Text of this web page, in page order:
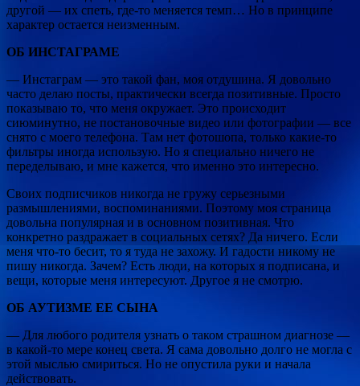
другой — их спеть, где-то меняется темп… Но в принципе
характер остается неизменным.
ОБ ИНСТАГРАМЕ
— Инстаграм — это такой фан, моя отдушина. Я довольно
часто делаю посты, практически всегда позитивные. Просто
показываю то, что меня окружает. Это происходит
сиюминутно, не постановочные видео или фотографии — все
снято с моего телефона. Там нет фотошопа, только какие-то
фильтры иногда использую. Но я специально ничего не
переделываю, и мне кажется, что именно это интересно.
Своих подписчиков никогда не гружу серьезными
размышлениями, воспоминаниями. Поэтому моя страница
довольна популярная и в основном позитивная. Что
конкретно раздражает в социальных сетях? Да ничего. Если
меня что-то бесит, то я туда не захожу. И гадости никому не
пишу никогда. Зачем? Есть люди, на которых я подписана, и
вещи, которые меня интересуют. Другое я не смотрю.
ОБ АУТИЗМЕ ЕЕ СЫНА
— Для любого родителя узнать о таком страшном диагнозе —
в какой-то мере конец света. Я сама довольно долго не могла с
этой мыслью смириться. Но не опустила руки и начала
действовать.